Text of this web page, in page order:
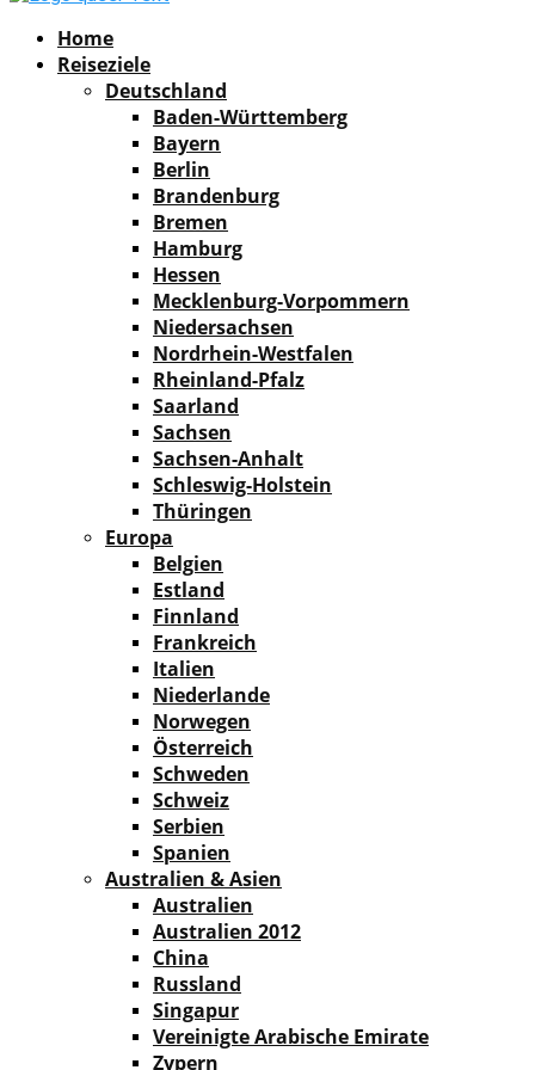
Home
Reiseziele
Deutschland
Baden-Württemberg
Bayern
Berlin
Brandenburg
Bremen
Hamburg
Hessen
Mecklenburg-Vorpommern
Niedersachsen
Nordrhein-Westfalen
Rheinland-Pfalz
Saarland
Sachsen
Sachsen-Anhalt
Schleswig-Holstein
Thüringen
Europa
Belgien
Estland
Finnland
Frankreich
Italien
Niederlande
Norwegen
Österreich
Schweden
Schweiz
Serbien
Spanien
Australien & Asien
Australien
Australien 2012
China
Russland
Singapur
Vereinigte Arabische Emirate
Zypern